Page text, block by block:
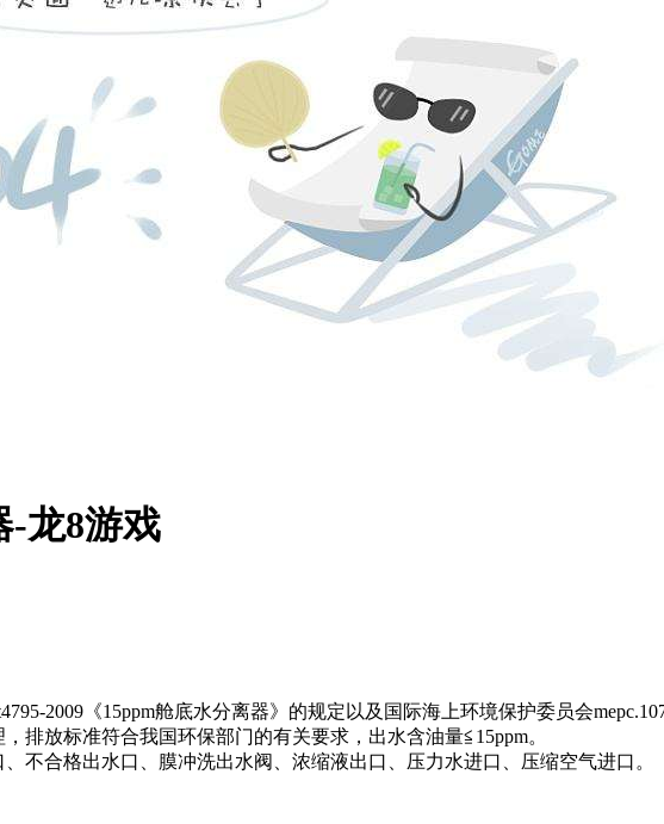
-龙8游戏
2009《15ppm舱底水分离器》的规定以及国际海上环境保护委员会
排放标准符合我国环保部门的有关要求，出水含油量≦15ppm。
不合格出水口、膜冲洗出水阀、浓缩液出口、压力水进口、压缩空气进口。